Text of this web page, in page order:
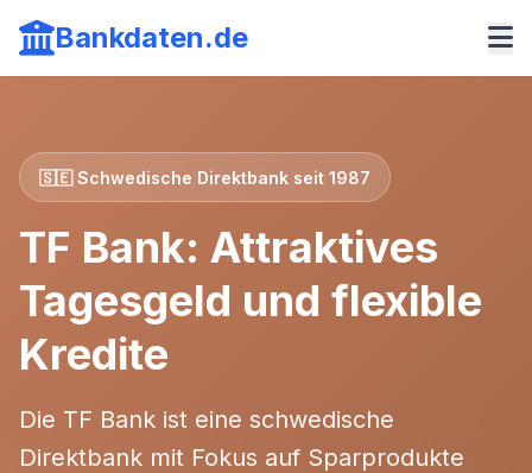
Bankdaten.de
🇸🇪 Schwedische Direktbank seit 1987
TF Bank: Attraktives
Tagesgeld und flexible
Kredite
Die TF Bank ist eine schwedische
Direktbank mit Fokus auf Sparprodukte